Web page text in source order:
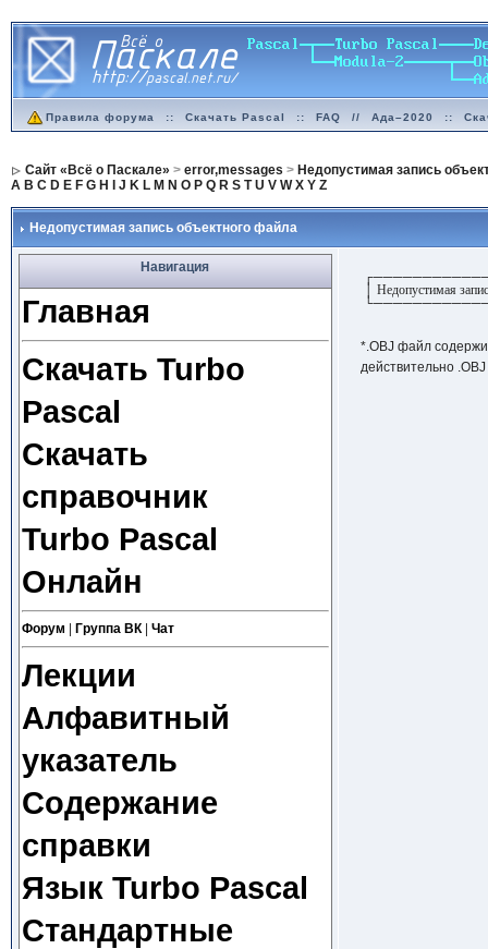
Правила форума :: Скачать Pascal :: FAQ // Ада–2020 ::
Сайт «Всё о Паскале» > error,messages > Недопустимая запись
A B C D E F G H J K L M N O P Q R S T U V W X Y Z
Недопустимая запись объектного файла
Навигация
Главная
Скачать Turbo
Pascal
Скачать
справочник
Turbo Pascal
Онлайн
Форум Группа ВК| Чат
Лекции
Алфавитный
указатель
Содержание
справки
Язык Turbo Pascal
Стандартные
│ Недопустимая
*.OBJ файл
действительно .OBJ